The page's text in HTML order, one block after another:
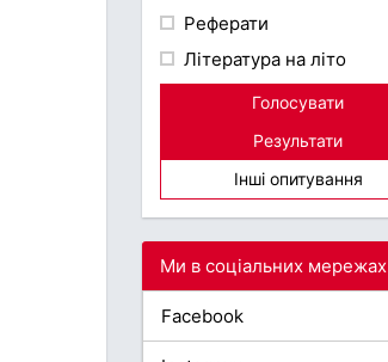
Реферати
Література на літо
Голосувати
Результати
Інші опитування
Ми в соціальних мережах
Facebook